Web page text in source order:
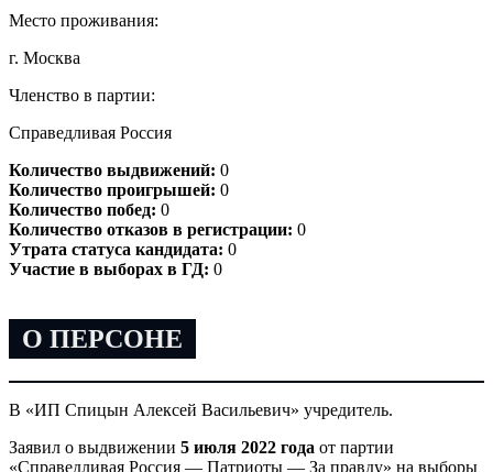
Место проживания:
г. Москва
Членство в партии:
Справедливая Россия
Количество выдвижений: 0
Количество проигрышей: 0
Количество побед: 0
Количество отказов в регистрации: 0
Утрата статуса кандидата: 0
Участие в выборах в ГД: 0
О ПЕРСОНЕ
В «ИП Спицын Алексей Васильевич» учредитель.
Заявил о выдвижении 5 июля 2022 года от партии
«Справедливая Россия — Патриоты — За правду» на выборы